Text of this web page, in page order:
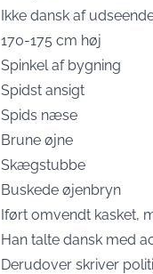
Ikke dansk af
170-175 cm høj
Spinkel af bygning
Spidst ansigt
Spids næse
Brune øjne
Skægstubbe
Buskede øjenbryn
Iført omvendt kasket,
Han talte dansk med
Derudover skriver